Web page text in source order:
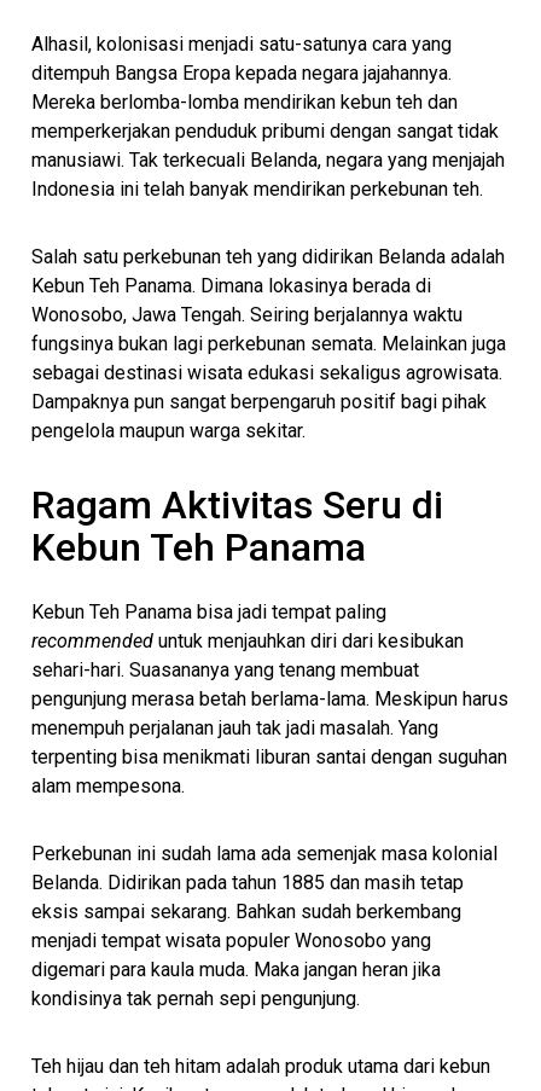
Alhasil, kolonisasi menjadi satu-satunya cara yang
ditempuh Bangsa Eropa kepada negara jajahannya.
Mereka berlomba-lomba mendirikan kebun teh dan
memperkerjakan penduduk pribumi dengan sangat tidak
manusiawi. Tak terkecuali Belanda, negara yang menjajah
Indonesia ini telah banyak mendirikan perkebunan teh.
Salah satu perkebunan teh yang didirikan Belanda adalah
Kebun Teh Panama. Dimana lokasinya berada di
Wonosobo, Jawa Tengah. Seiring berjalannya waktu
fungsinya bukan lagi perkebunan semata. Melainkan juga
sebagai destinasi wisata edukasi sekaligus agrowisata.
Dampaknya pun sangat berpengaruh positif bagi pihak
pengelola maupun warga sekitar.
Ragam Aktivitas Seru di
Kebun Teh Panama
Kebun Teh Panama bisa jadi tempat paling
recommended untuk menjauhkan diri dari kesibukan
sehari-hari. Suasananya yang tenang membuat
pengunjung merasa betah berlama-lama. Meskipun harus
menempuh perjalanan jauh tak jadi masalah. Yang
terpenting bisa menikmati liburan santai dengan suguhan
alam mempesona.
Perkebunan ini sudah lama ada semenjak masa kolonial
Belanda. Didirikan pada tahun 1885 dan masih tetap
eksis sampai sekarang. Bahkan sudah berkembang
menjadi tempat wisata populer Wonosobo yang
digemari para kaula muda. Maka jangan heran jika
kondisinya tak pernah sepi pengunjung.
Teh hijau dan teh hitam adalah produk utama dari kebun